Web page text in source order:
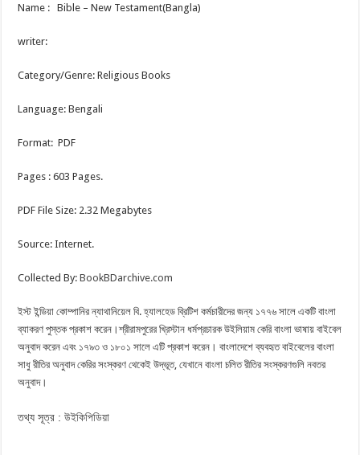
Name : Bible – New Testament(Bangla)
writer:
Category/Genre: Religious Books
Language: Bengali
Format: PDF
Pages : 603 Pages.
PDF File Size: 2.32 Megabytes
Source: Internet.
Collected By:BookBDarchive.com
ইস্ট ইন্ডিয়া কোম্পানির ন্যাথানিয়েল বি. হ্যালহেড ব্রিটিশ কর্মচারীদের জন্য ১৭৭৬ সালে একটি বাংলা
ব্যাকরণ পুস্তক প্রকাশ করেন।শ্রীরামপুরের খ্রিস্টান ধর্মপ্রচারক উইলিয়াম কেরি বাংলা ভাষায় বাইবেল
অনুবাদ করেন এবং ১৭৯৩ ও ১৮০১ সালে এটি প্রকাশ করেন। বাংলাদেশে ব্যবহৃত বাইবেলের বাংলা
সাধু রীতির অনুবাদ কেরির সংস্করণ থেকেই উদ্ভূত, যেখানে বাংলা চলিত রীতির সংস্করণগুলি নবতর
অনুবাদ।
তথ্য সূত্র :উইকিপিডিয়া